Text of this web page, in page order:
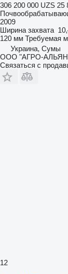
306 200 000 UZS 25
2009
Ширина захвата
120 мм Требуемая
Украина, Сумы
ООО "АГРО-
Связаться с
12